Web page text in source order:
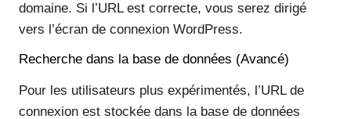
domaine. Si l’URL est correcte, vous serez dirigé
vers l’écran de connexion WordPress.
Recherche dans la base de données (Avancé)
Pour les utilisateurs plus expérimentés, l’URL de
connexion est stockée dans la base de données